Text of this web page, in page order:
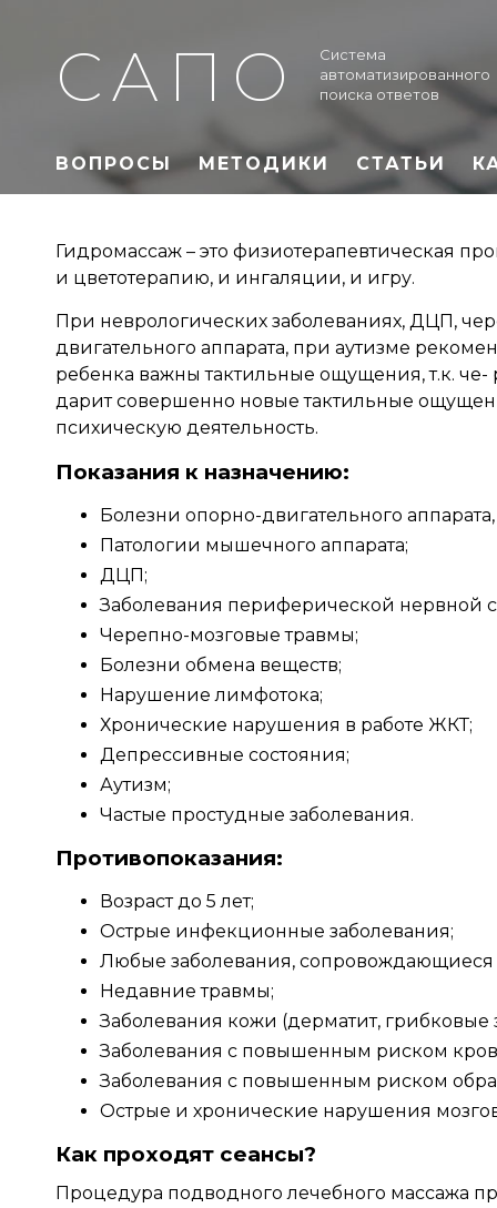
САПО
Система
автоматизированного
поиска ответов
ВОПРОСЫ МЕТОДИКИ СТАТЬИ
Гидромассаж – это физиотерапевтическая
и цветотерапию, и ингаляции, и игру.
При неврологических заболеваниях, ДЦП,
двигательного аппарата, при аутизме
ребенка важны тактильные ощущения, т.к.
дарит совершенно новые тактильные
психическую деятельность.
Показания к назначению:
Болезни опорно-двигательного
Патологии мышечного аппарата;
ДЦП;
Заболевания периферической нервной
Черепно-мозговые травмы;
Болезни обмена веществ;
Нарушение лимфотока;
Хронические нарушения в работе ЖКТ;
Депрессивные состояния;
Аутизм;
Частые простудные заболевания.
Противопоказания:
Возраст до 5 лет;
Острые инфекционные заболевания;
Любые заболевания,
Недавние травмы;
Заболевания кожи (дерматит, грибковые
Заболевания с повышенным риском
Заболевания с повышенным риском
Острые и хронические нарушения
Как проходят сеансы?
Процедура подводного лечебного массажа